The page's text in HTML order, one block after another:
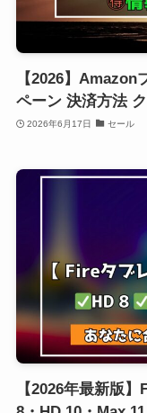
【2026】
ペーン 決済方法
2026年6月17日 セール
【2026年最新版